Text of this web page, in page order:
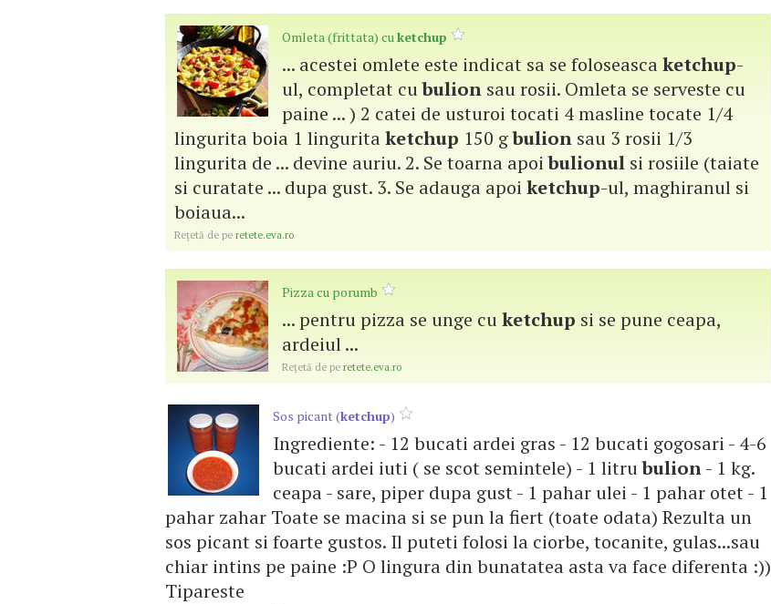
Omleta (frittata) cuketchup
... acestei omlete este indicat sa se foloseascaketchup-
ul, completat cubulion sau rosii. Omleta se serveste cu
paine ... ) 2 catei de usturoi tocati 4 masline tocate 1/4
lingurita boia 1 linguritaketchup 150 gbulion sau 3 rosii 1/3
lingurita de ... devine auriu. 2. Se toarna apoibulionul si rosiile (taiate
si curatate ... dupa gust. 3. Se adauga apoi ketchup-ul, maghiranul si
boiaua...
Reţetă de pe retete.eva.ro
Pizza cu porumb
... pentru pizza se unge cuketchup si se pune ceapa,
ardeiul ...
Reţetă de pe retete.eva.ro
Sos picant (ketchup)
Ingrediente: - 12 bucati ardei gras - 12 bucati gogosari - 4-6
bucati ardei iuti ( se scot semintele) - 1 litrubulion- 1 kg.
ceapa - sare, piper dupa gust - 1 pahar ulei - 1 pahar otet - 1
pahar zahar Toate se macina si se pun la fiert (toate odata) Rezulta un
sos picant si foarte gustos. Il puteti folosi la ciorbe, tocanite, gulas...sau
chiar intins pe paine :P O lingura din bunatatea asta va face diferenta :))
Tipareste